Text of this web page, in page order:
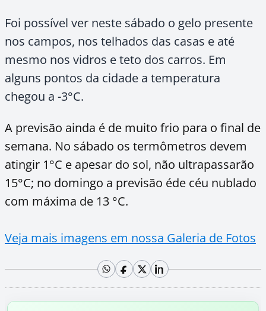
Foi possível ver neste sábado o gelo presente
nos campos, nos telhados das casas e até
mesmo nos vidros e teto dos carros. Em
alguns pontos da cidade a temperatura
chegou a -3°C.
A previsão ainda é de muito frio para o final de
semana. No sábado os termômetros devem
atingir 1°C e apesar do sol, não ultrapassarão
15°C; no domingo a previsão éde céu nublado
com máxima de 13 °C.
Veja mais imagens em nossa Galeria de Fotos